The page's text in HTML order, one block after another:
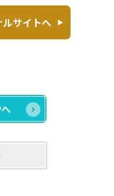
サイトへ